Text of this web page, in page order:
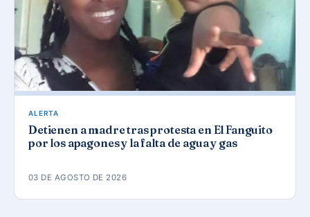
ALERTA
Detienen a madre tras protesta en El Fanguito
por los apagones y la falta de agua y gas
03 DE AGOSTO DE 2026